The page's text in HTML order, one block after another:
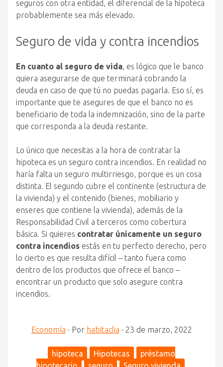
seguros con otra entidad, el diferencial de la hipoteca
probablemente sea más elevado.
Seguro de vida y contra incendios
En cuanto al seguro de vida, es lógico que le banco
quiera asegurarse de que terminará cobrando la
deuda en caso de que tú no puedas pagarla. Eso sí, es
importante que te asegures de que el banco no es
beneficiario de toda la indemnización, sino de la parte
que corresponda a la deuda restante.
Lo único que necesitas a la hora de contratar la
hipoteca es un seguro contra incendios. En realidad no
haría falta un seguro multirriesgo, porque es un cosa
distinta. El segundo cubre el continente (estructura de
la vivienda) y el contenido (bienes, mobiliario y
enseres que contiene la vivienda), además de la
Responsabilidad Civil a terceros como cobertura
básica. Si quieres contratar únicamente un seguro
contra incendios estás en tu perfecto derecho, pero
lo cierto es que resulta difícil – tanto fuera como
dentro de los productos que ofrece el banco –
encontrar un producto que solo asegure contra
incendios.
Economía · Por habitaclia · 23 de marzo, 2022
hipoteca Hipotecas
préstamo